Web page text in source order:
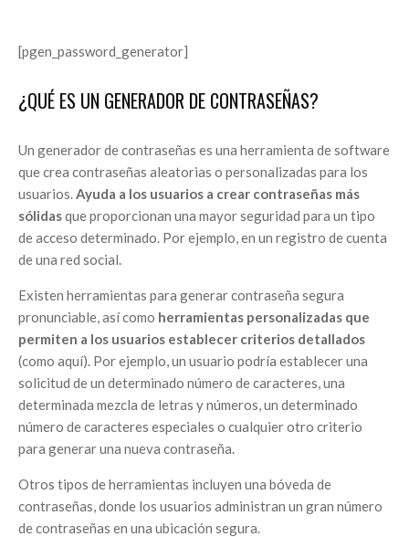
[pgen_password_generator]
¿QUÉ ES UN GENERADOR DE CONTRASEÑAS?
Un generador de contraseñas es una herramienta de software
que crea contraseñas aleatorias o personalizadas para los
usuarios. Ayuda a los usuarios a crear contraseñas más
sólidasque proporcionan una mayor seguridad para un tipo
de acceso determinado. Por ejemplo, en un registro de cuenta
de una red social.
Existen herramientas para generar contraseña segura
pronunciable, así como herramientas personalizadas que
permiten a los usuarios establecer criterios detallados
(como aquí). Por ejemplo, un usuario podría establecer una
solicitud de un determinado número de caracteres, una
determinada mezcla de letras y números, un determinado
número de caracteres especiales o cualquier otro criterio
para generar una nueva contraseña.
Otros tipos de herramientas incluyen una bóveda de
contraseñas, donde los usuarios administran un gran número
de contraseñas en una ubicación segura.